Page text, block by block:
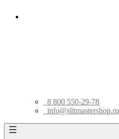
8 800 550-29-78
info@slitmastershop.ru